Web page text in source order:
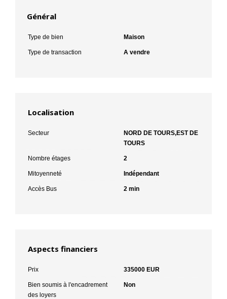
Général
Type de bien Maison
Type de transaction A vendre
Localisation
Secteur
NORD DE TOURS,EST DE
TOURS
Nombre étages 2
Mitoyenneté Indépendant
Accès Bus 2 min
Aspects financiers
Prix 335000 EUR
Bien soumis à l'encadrement
des loyers
Non